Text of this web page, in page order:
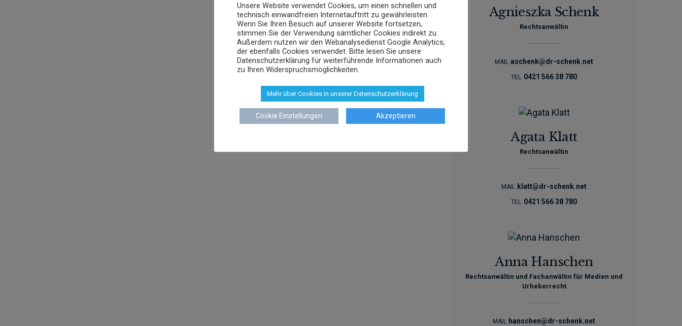
Agnieszka Schenk
Rechtsanwältin
MAIL aschenk@dr-schenk.net
TEL 0421 566 38 780
Agata Klatt
Rechtsanwältin
MAIL klatt@dr-schenk.net
TEL 0421 566 38 780
Anna Hanschen
Rechtsanwältin und Fachanwältin für Medien und
Urheberrecht
MAIL hanschen@dr-schenk.net
Unsere Website verwendet Cookies, um einen schnellen und
technisch einwandfreien Internetauftritt zu gewährleisten.
Wenn Sie Ihren Besuch auf unserer Website fortsetzen,
stimmen Sie der Verwendung sämtlicher Cookies indirekt zu.
Außerdem nutzen wir den Webanalysedienst Google Analytics,
der ebenfalls Cookies verwendet. Bitte lesen Sie unsere
Datenschutzerklärung für weiterführende Informationen auch
zu Ihren Widerspruchsmöglichkeiten.
Mehr über Cookies in unserer Datenschutzerklärung
Cookie Einstellungen Akzeptieren